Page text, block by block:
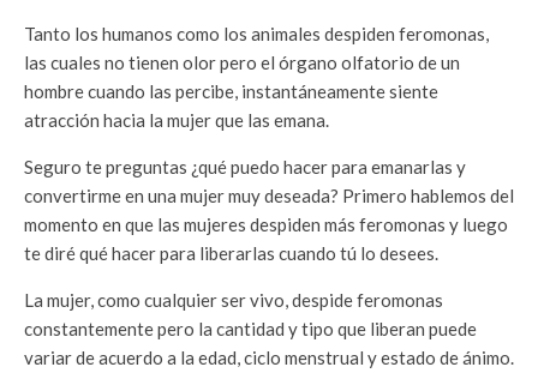
Tanto los humanos como los animales despiden feromonas,
las cuales no tienen olor pero el órgano olfatorio de un
hombre cuando las percibe, instantáneamente siente
atracción hacia la mujer que las emana.
Seguro te preguntas ¿qué puedo hacer para emanarlas y
convertirme en una mujer muy deseada? Primero hablemos del
momento en que las mujeres despiden más feromonas y luego
te diré qué hacer para liberarlas cuando tú lo desees.
La mujer, como cualquier ser vivo, despide feromonas
constantemente pero la cantidad y tipo que liberan puede
variar de acuerdo a la edad, ciclo menstrual y estado de ánimo.